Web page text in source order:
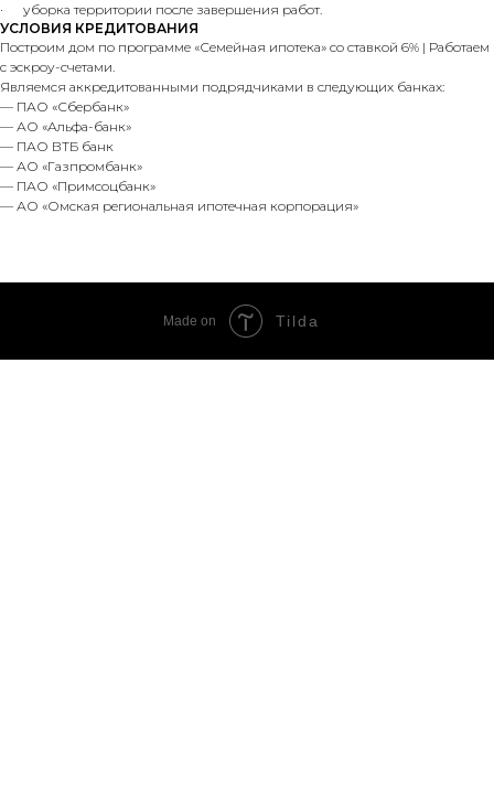
· уборка территории после завершения работ.
УСЛОВИЯ КРЕДИТОВАНИЯ
Построим дом по программе «Семейная ипотека» со ставкой 6% | Работаем
с эскроу-счетами.
Являемся аккредитованными подрядчиками в следующих банках:
— ПАО «Сбербанк»
— АО «Альфа-банк»
— ПАО ВТБ банк
— АО «Газпромбанк»
— ПАО «Примсоцбанк»
— АО «Омская региональная ипотечная корпорация»
Made on Tilda